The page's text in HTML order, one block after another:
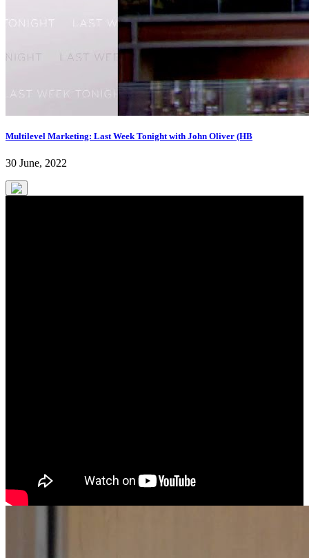
Multilevel Marketing: Last Week Tonight with John Oliver (HB
30 June, 2022